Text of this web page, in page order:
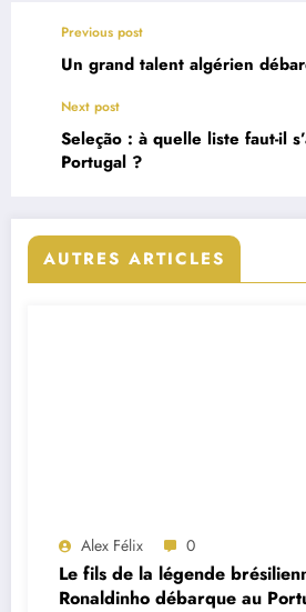
Previous post
Un grand talent algérien
Next post
Seleção : à quelle liste faut-il
Portugal ?
AUTRES ARTICLES
Alex Félix 0
Le fils de la légende
Ronaldinho débarque au